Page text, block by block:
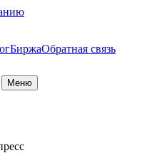
БиржаОбратная связь
Меню